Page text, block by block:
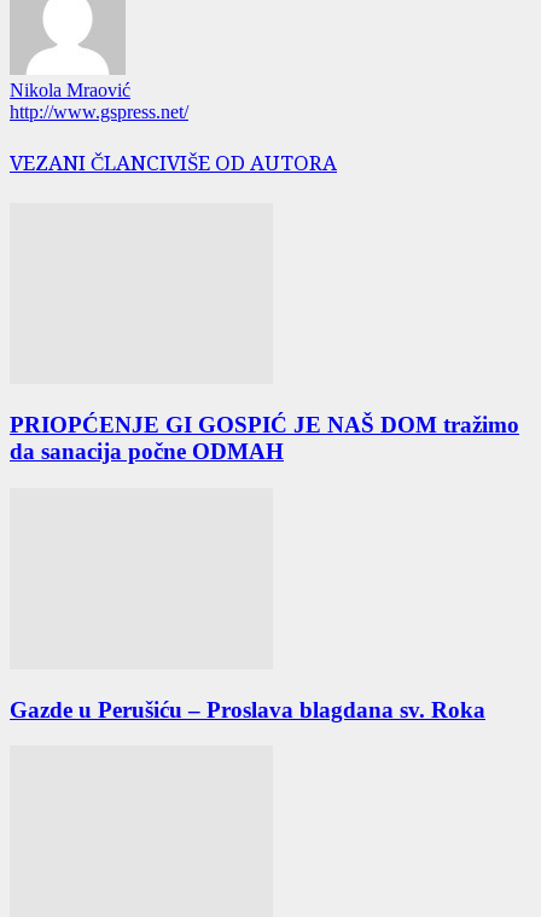
Nikola Mraović
http://www.gspress.net/
VEZANI ČLANCIVIŠE OD AUTORA
PRIOPĆENJE GI GOSPIĆ JE NAŠ DOM tražimo
da sanacija počne ODMAH
Gazde u Perušiću – Proslava blagdana sv. Roka